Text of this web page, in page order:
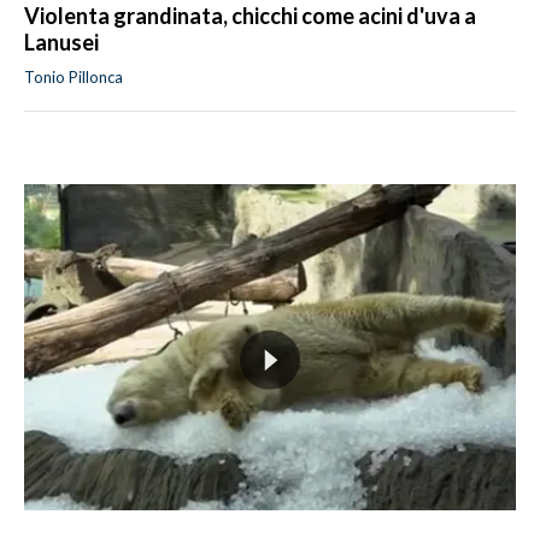
Violenta grandinata, chicchi come acini d'uva a
Lanusei
Tonio Pillonca